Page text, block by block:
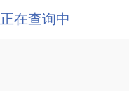
正在查询中